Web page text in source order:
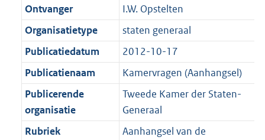
t
a
t
K
b
2
K
b
Ontvanger
I.W. Opstelten
Organisatietype
staten generaal
Publicatiedatum
2012-10-17
Publicatienaam
Kamervragen (Aanhangsel)
Publicerende
organisatie
Tweede Kamer der Staten-
Generaal
Rubriek
Aanhangsel van de